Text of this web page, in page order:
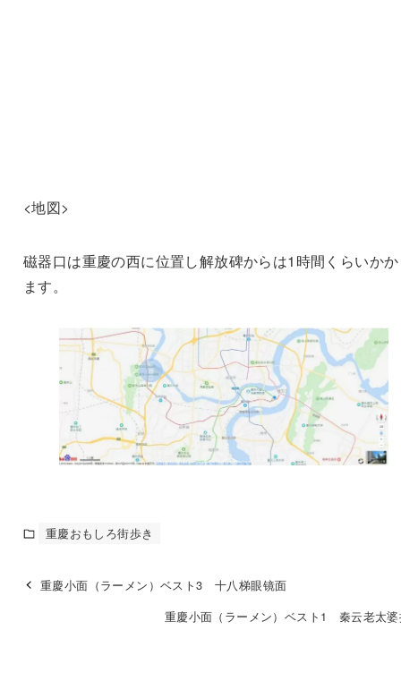
<地図>
磁器口は重慶の西に位置し解放碑からは1時間くらいか
ます。
重慶おもしろ街歩き
重慶小面（ラーメン）ベスト3 十八梯眼镜面
重慶小面（ラーメン）ベスト1 秦云老太